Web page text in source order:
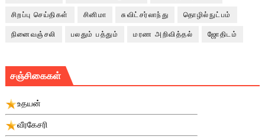
சிறப்பு செய்திகள் சினிமா சுவிட்சர்லாந்து தொழில்நுட்பம்
நினைவஞ்சலி பலதும் பத்தும் மரண அறிவித்தல் ஜோதிடம்
சஞ்சிகைகள்
உதயன்
வீரகேசரி